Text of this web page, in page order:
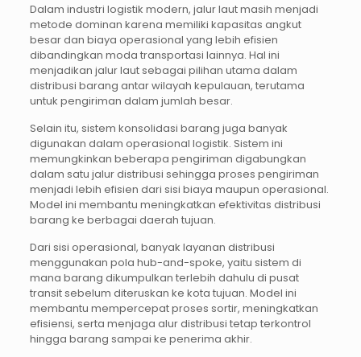
Dalam industri logistik modern, jalur laut masih menjadi
metode dominan karena memiliki kapasitas angkut
besar dan biaya operasional yang lebih efisien
dibandingkan moda transportasi lainnya. Hal ini
menjadikan jalur laut sebagai pilihan utama dalam
distribusi barang antar wilayah kepulauan, terutama
untuk pengiriman dalam jumlah besar.
Selain itu, sistem konsolidasi barang juga banyak
digunakan dalam operasional logistik. Sistem ini
memungkinkan beberapa pengiriman digabungkan
dalam satu jalur distribusi sehingga proses pengiriman
menjadi lebih efisien dari sisi biaya maupun operasional.
Model ini membantu meningkatkan efektivitas distribusi
barang ke berbagai daerah tujuan.
Dari sisi operasional, banyak layanan distribusi
menggunakan pola hub-and-spoke, yaitu sistem di
mana barang dikumpulkan terlebih dahulu di pusat
transit sebelum diteruskan ke kota tujuan. Model ini
membantu mempercepat proses sortir, meningkatkan
efisiensi, serta menjaga alur distribusi tetap terkontrol
hingga barang sampai ke penerima akhir.